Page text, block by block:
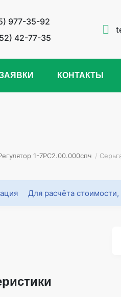
977-35-92
42-77-35
КОНТАКТЫ
1-7РС2.00.000спч /
Для расчёта